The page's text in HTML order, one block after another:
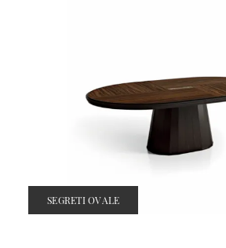
SEGRETI OVALE